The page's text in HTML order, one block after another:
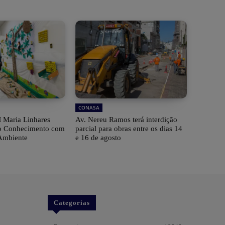
Maria Linhares
Conhecimento com
CONASA
Av. Nereu Ramos terá interdição
parcial para obras entre os dias 14
e 16 de agosto
Categorias